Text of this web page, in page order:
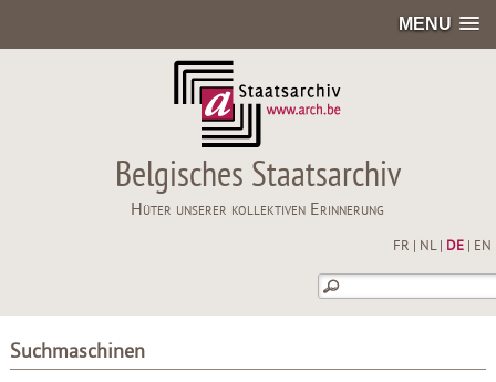
MENU
Belgisches Staatsarchiv
Hüter unserer kollektiven Erinnerung
FR NL| DE| EN
Suchmaschinen